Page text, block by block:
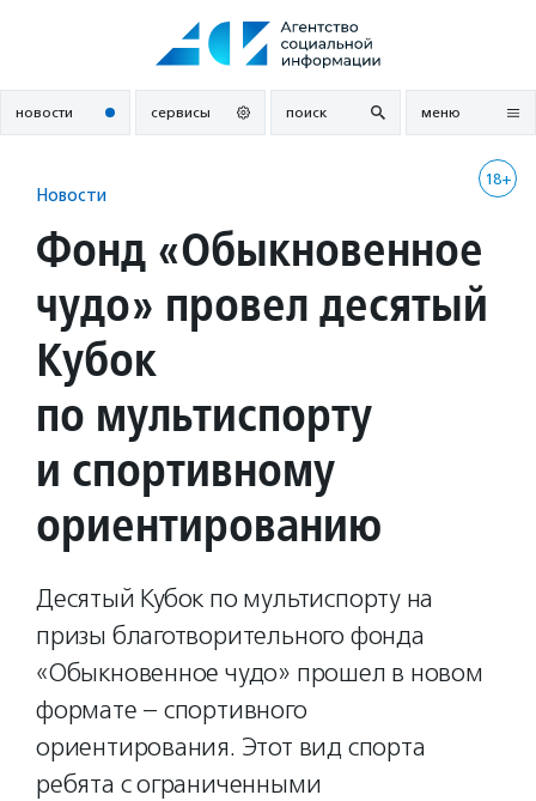
новости сервисы поиск меню
18+
Новости
Фонд «Обыкновенное
чудо» провел десятый
Кубок
по мультиспорту
и спортивному
ориентированию
Десятый Кубок по мультиспорту на
призы благотворительного фонда
«Обыкновенное чудо» прошел в новом
формате – спортивного
ориентирования. Этот вид спорта
ребята с ограниченными